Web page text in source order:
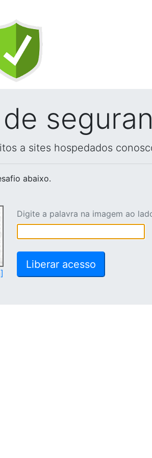
a sites hospedados
abaixo.
Digite a palavra na imagem ao